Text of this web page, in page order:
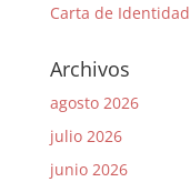
Carta de Identidad
Archivos
agosto 2026
julio 2026
junio 2026